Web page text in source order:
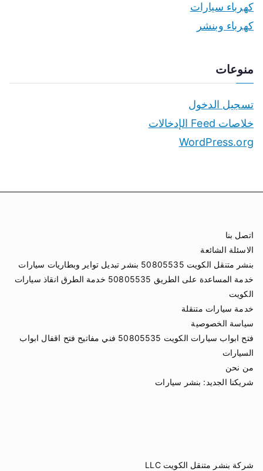
كهرباء سيارات
كهرباء وبنشر
منوعات
تسجيل الدخول
خلاصات Feed الإدخالات
WordPress.org
اتصل بنا
الاسئلة الشائعة
بنشر متنقل الكويت 50805535 بنشر تبديل تواير وبطاريات سيارات
خدمة المساعدة على الطريق 50805535 خدمة الطرق انقاذ سيارات
الكويت
خدمة سيارات متنقلة
سياسة الخصوصية
فتح ابواب سيارات الكويت 50805535 فني مفاتيح فتح اقفال ابواب
السيارات
من نحن
شريكنا الجديد: بنشر سيارات
شركة بنشر متنقل الكويت LLC